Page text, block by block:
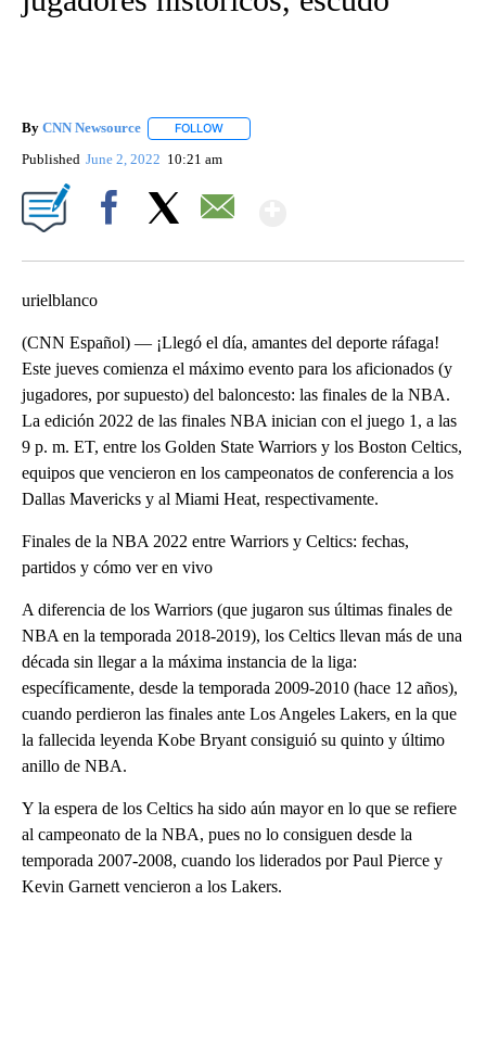
By CNN Newsource FOLLOW
Published June 2, 2022 10:21 am
urielblanco
(CNN Español) — ¡Llegó el día, amantes del deporte ráfaga!
Este jueves comienza el máximo evento para los aficionados (y
jugadores, por supuesto) del baloncesto: las finales de la NBA.
La edición 2022 de las finales NBA inician con el juego 1, a las
9 p. m. ET, entre los Golden State Warriors y los Boston Celtics,
equipos que vencieron en los campeonatos de conferencia a los
Dallas Mavericks y al Miami Heat, respectivamente.
Finales de la NBA 2022 entre Warriors y Celtics: fechas,
partidos y cómo ver en vivo
A diferencia de los Warriors (que jugaron sus últimas finales de
NBA en la temporada 2018-2019), los Celtics llevan más de una
década sin llegar a la máxima instancia de la liga:
específicamente, desde la temporada 2009-2010 (hace 12 años),
cuando perdieron las finales ante Los Angeles Lakers, en la que
la fallecida leyenda Kobe Bryant consiguió su quinto y último
anillo de NBA.
Y la espera de los Celtics ha sido aún mayor en lo que se refiere
al campeonato de la NBA, pues no lo consiguen desde la
temporada 2007-2008, cuando los liderados por Paul Pierce y
Kevin Garnett vencieron a los Lakers.